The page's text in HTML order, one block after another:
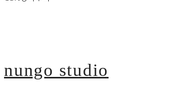
nungo studio